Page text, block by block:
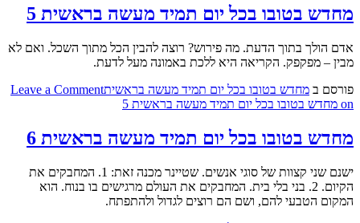
מחדש בטובו בכל יום תמיד מעשה בראשית 5
אדם הולך בתוך הדעת. מה פירוש? רוצה להבין הכל מתוך השכל. ואם לא
מבין – מפקפק. הקריאה היא ללכת באמונה מעל לדעת.
פורסם ב מחדש בטובו בכל יום תמיד מעשה בראשיתLeave a Comment
on מחדש בטובו בכל יום תמיד מעשה בראשית 5
מחדש בטובו בכל יום תמיד מעשה בראשית 6
ישנם שני קצוות של סוגי אנשים. שטיינר מכנה זאת: 1. המחבקים את
הקיום. 2. בני בלי בית. המחבקים את העולם מרגישים בו בנוח. הוא
המקום הטבעי להם, ושם הם רוצים לגדול ולהתפתח.